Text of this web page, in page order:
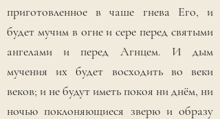
приготовленное в чаше гнева Его, и
будет мучим в огне и сере перед святыми
ангелами и перед Агнцем. И дым
мучения их будет восходить во веки
веков; и не будут иметь покоя ни днём, ни
ночью поклоняющиеся зверю и образу